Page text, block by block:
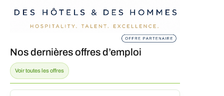
Nos dernières offres d’emploi
Voir toutes les offres